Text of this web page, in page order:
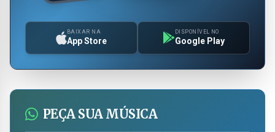
BAIXAR NA
App Store
DISPONÍVEL NO
Google Play
PEÇA SUA MÚSICA